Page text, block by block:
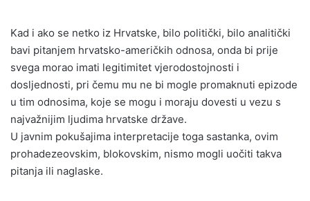
Kad i ako se netko iz Hrvatske, bilo politički, bilo analitički
bavi pitanjem hrvatsko-američkih odnosa, onda bi prije
svega morao imati legitimitet vjerodostojnosti i
dosljednosti, pri čemu mu ne bi mogle promaknuti epizode
u tim odnosima, koje se mogu i moraju dovesti u vezu s
najvažnijim ljudima hrvatske države.
U javnim pokušajima interpretacije toga sastanka, ovim
prohadezeovskim, blokovskim, nismo mogli uočiti takva
pitanja ili naglaske.